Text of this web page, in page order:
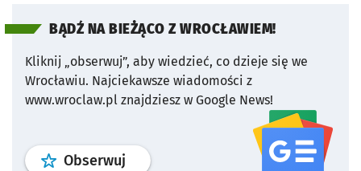
BĄDŹ NA BIEŻĄCO Z WROCŁAWIEM!
Kliknij „obserwuj”, aby wiedzieć, co dzieje się we
Wrocławiu. Najciekawsze wiadomości z
www.wroclaw.pl znajdziesz w Google News!
Obserwuj profil serwisu